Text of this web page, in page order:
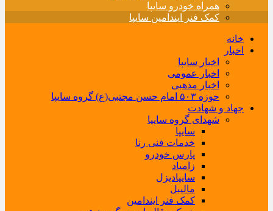
همراه خودرو سایپا
کمک فنر ایندامین سایپا
خانه
اخبار
اخبار سایپا
اخبار عمومی
اخبار مذهبی
حوزه ۵۰۳ امام حسن مجتبی(ع) گروه سایپا
جهاد و شهادت
شهدای گروه سایپا
سایپا
خدمات فنی رنا
پارس خودرو
زامیاد
سایپادیزل
مالیبل
کمک فنر ایندامین